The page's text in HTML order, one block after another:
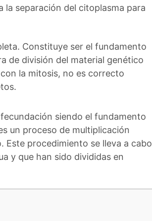
la separación del citoplasma para
Constituye ser el fundamento
de división del material genético
la mitosis, no es correcto
siendo el fundamento
un proceso de multiplicación
procedimiento se lleva a cabo
y que han sido divididas en